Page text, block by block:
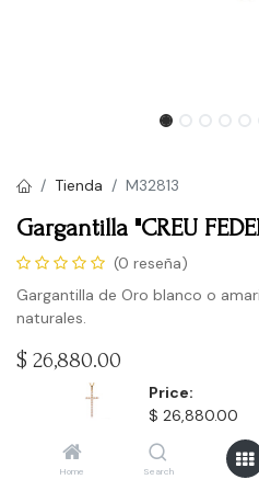
Price:
$ 26,880.00
Home Search
Tienda M32813
Gargantilla "CREU
(0 reseña)
Gargantilla de Oro blanco o
naturales.
$ 26,880.00